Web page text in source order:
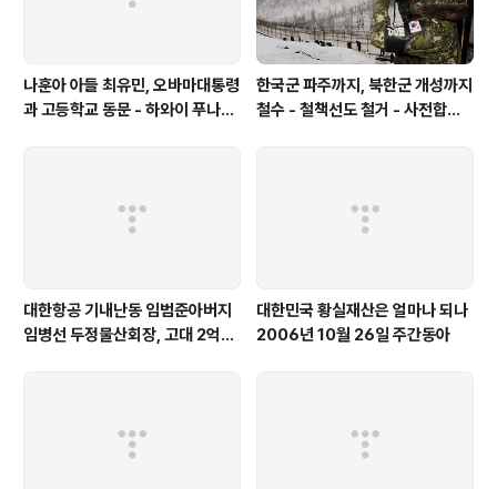
나훈아 아들 최유민, 오바마대통령
과 고등학교 동문 - 하와이 푸나호
한국군 파주까지, 북한군 개성까지
철수 - 철책선도 철거 - 사전합의
대한항공 기내난동 임범준아버지
임병선 두정물산회장, 고대 2억기
대한민국 황실재산은 얼마나 되나
2006년 10월 26일 주간동아